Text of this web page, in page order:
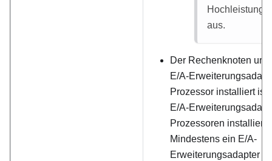
aus.
Der Rechenknoten
E/A-
Prozessor installiert
E/A-
Prozessoren installiert
Mindestens ein E/A-
Erweiterungsadapter